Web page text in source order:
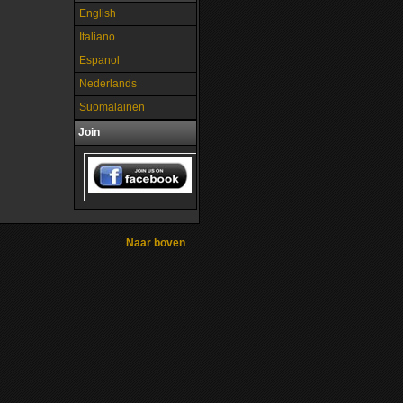
English
Italiano
Espanol
Nederlands
Suomalainen
Join
Naar boven